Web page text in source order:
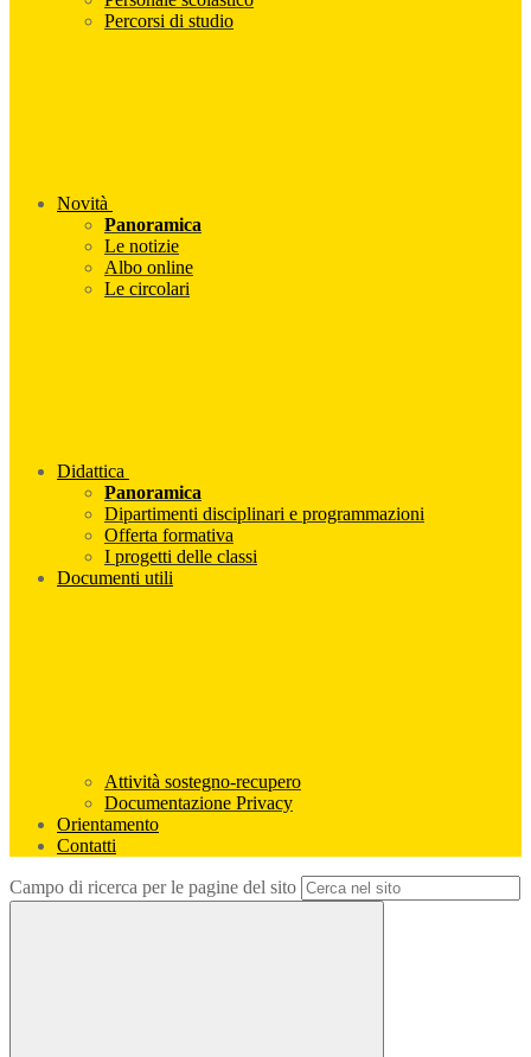
Percorsi di studio
Novità
Panoramica
Le notizie
Albo online
Le circolari
Didattica
Panoramica
Dipartimenti disciplinari e programmazioni
Offerta formativa
I progetti delle classi
Documenti utili
Attività sostegno-recupero
Documentazione Privacy
Orientamento
Contatti
Campo di ricerca per le pagine del sito